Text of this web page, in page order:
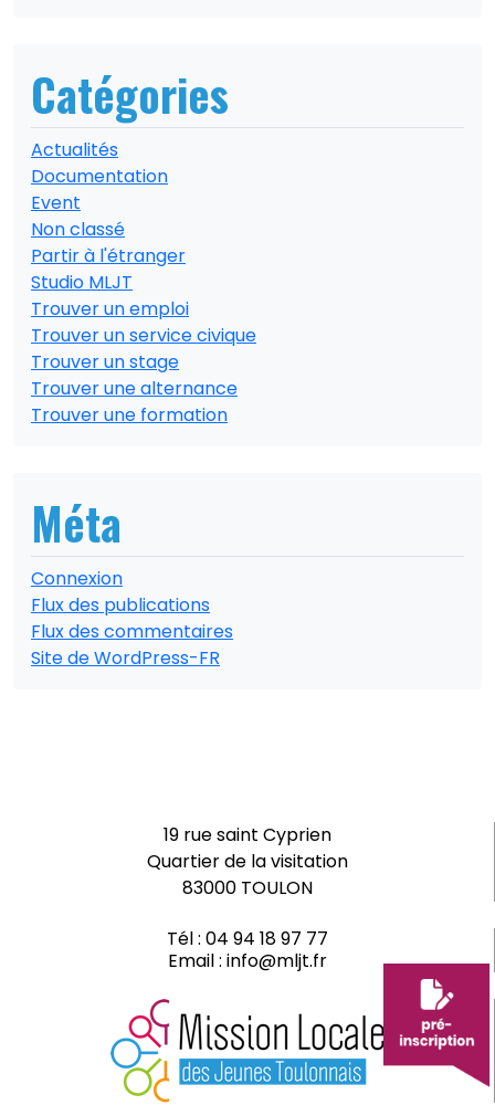
Catégories
Actualités
Documentation
Event
Non classé
Partir à l'étranger
Studio MLJT
Trouver un emploi
Trouver un service civique
Trouver un stage
Trouver une alternance
Trouver une formation
Méta
Connexion
Flux des publications
Flux des commentaires
Site de WordPress-FR
19 rue saint Cyprien
Quartier de la visitation
83000 TOULON
Tél : 04 94 18 97 77
Email : info@mljt.fr